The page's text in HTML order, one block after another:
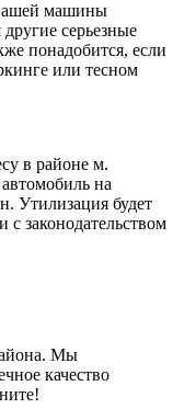
машины
серьезные
понадобится, если
или тесном
в районе м.
на
Утилизация будет
законодательством
Мы
качество